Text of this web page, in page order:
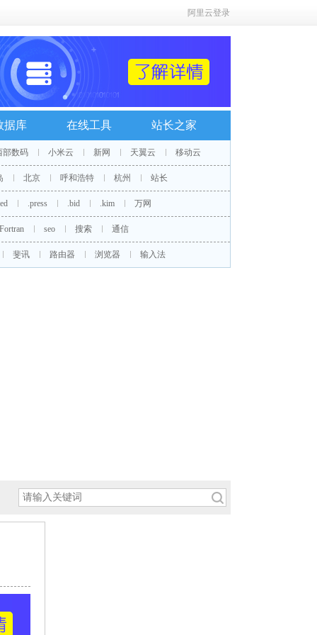
阿里云登录
据库 在线工具 站长之家
部数码 小米云 新网 天翼云 移动云
北京 呼和浩特 杭州 站长
.press .bid .kim 万网
Fortran seo 搜索 通信
斐讯 路由器 浏览器 输入法